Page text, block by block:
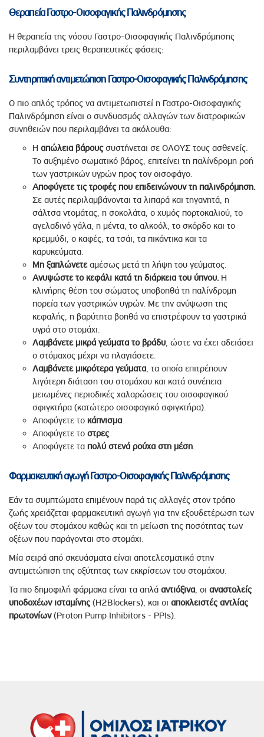
Θεραπεία Γαστρο-Οισοφαγικής Παλινδρόμησης
Η θεραπεία της νόσου Γαστρο-Οισοφαγικής Παλινδρόμησης
περιλαμβάνει τρεις θεραπευτικές φάσεις:
Συντηρητική αντιμετώπιση Γαστρο-Οισοφαγικής Παλινδρόμησης
Ο πιο απλός τρόπος να αντιμετωπιστεί η Γαστρο-Οισοφαγικής
Παλινδρόμηση είναι ο συνδυασμός αλλαγών των διατροφικών
συνηθειών που περιλαμβάνει τα ακόλουθα:
Η απώλεια βάρουςσυστήνεται σε ΟΛΟΥΣ τους ασθενείς.
Το αυξημένο σωματικό βάρος, επιτείνει τη παλίνδρομη ροή
των γαστρικών υγρών προς τον οισοφάγο.
Αποφύγετε τις τροφές που επιδεινώνουν τη παλινδρόμηση.
Σε αυτές περιλαμβάνονται τα λιπαρά και τηγανητά, η
σάλτσα ντομάτας, η σοκολάτα, ο χυμός πορτοκαλιού, το
αγελαδινό γάλα, η μέντα, το αλκοόλ, το σκόρδο και το
κρεμμύδι, ο καφές, τα τσάι, τα πικάντικα και τα
καρυκεύματα.
Μη ξαπλώνετεαμέσως μετά τη λήψη του γεύματος.
Ανυψώστε το κεφάλι κατά τη διάρκεια του ύπνου.Η
κλινήρης θέση του σώματος υποβοηθά τη παλίνδρομη
πορεία των γαστρικών υγρών. Με την ανύψωση της
κεφαλής, η βαρύτητα βοηθά να επιστρέφουν τα γαστρικά
υγρά στο στομάχι.
Λαμβάνετε μικρά γεύματα το βράδυ, ώστε να έχει αδειάσει
ο στόμαχος μέχρι να πλαγιάσετε.
Λαμβάνετε μικρότερα γεύματα, τα οποία επιτρέπουν
λιγότερη διάταση του στομάχου και κατά συνέπεια
μειωμένες περιοδικές χαλαρώσεις του οισοφαγικού
σφιγκτήρα (κατώτερο οισοφαγικό σφιγκτήρα).
Αποφύγετε το κάπνισμα.
Αποφύγετε το στρες.
Αποφύγετε τα πολύ στενά ρούχα στη μέση.
Φαρμακευτική αγωγή Γαστρο-Οισοφαγικής Παλινδρόμησης
Εάν τα συμπτώματα επιμένουν παρά τις αλλαγές στον τρόπο
ζωής χρειάζεται φαρμακευτική αγωγή για την εξουδετέρωση των
οξέων του στομάχου καθώς και τη μείωση της ποσότητας των
οξέων που παράγονται στο στομάχι.
Μία σειρά από σκευάσματα είναι αποτελεσματικά στην
αντιμετώπιση της οξύτητας των εκκρίσεων του στομάχου.
Τα πιο δημοφιλή φάρμακα είναι τα απλά αντιόξινα, οι αναστολείς
υποδοχέων ισταμίνης(H2Blockers), και οι αποκλειστές αντλίας
πρωτονίων(Proton Pump Inhibitors - PPIs).